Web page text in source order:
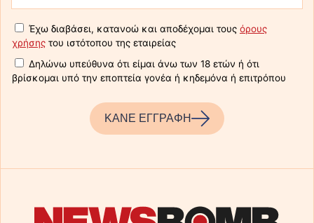
Έχω διαβάσει, κατανοώ και αποδέχομαι τους όρους
χρήσης του ιστότοπου της εταιρείας
Δηλώνω υπεύθυνα ότι είμαι άνω των 18 ετών ή ότι
βρίσκομαι υπό την εποπτεία γονέα ή κηδεμόνα ή επιτρόπου
ΚΑΝΕ ΕΓΓΡΑΦΗ